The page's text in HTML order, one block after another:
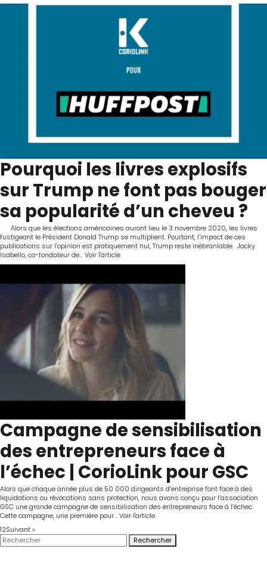
Pourquoi les livres explosifs
sur Trump ne font pas bouger
sa popularité d’un cheveu ?
Alors que les élections américaines auront lieu le 3 novembre 2020, les livres
fustigeant le Président Donald Trump se multiplient. Pourtant, l’impact de ces
publications sur l’opinion est pratiquement nul, Trump reste inébranlable. Jacky
Isabello, co-fondateur de...Voir l'article
Campagne de sensibilisation
des entrepreneurs face à
l’échec | CorioLink pour GSC
Alors que chaque année plus de 50 000 dirigeants d’entreprise font face à des
liquidations ou révocations sans protection, nous avons conçu pour l’association
GSC une grande campagne de sensibilisation des entrepreneurs face à l’échec.
Cette campagne, une première pour...Voir l'article
12Suivant »
Rechercher